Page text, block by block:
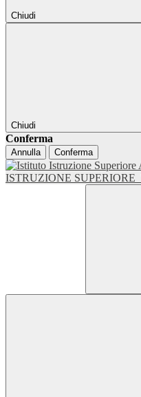
Chiudi
Chiudi
Conferma
Annulla Conferma
ISTRUZIONE SUPERIORE